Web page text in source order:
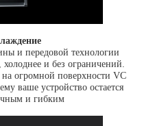
и передовой технологии
и без ограничений.
на огромной поверхности VC
ваше устройство остается
и гибким